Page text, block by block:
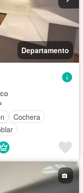
Departamento
Cochera